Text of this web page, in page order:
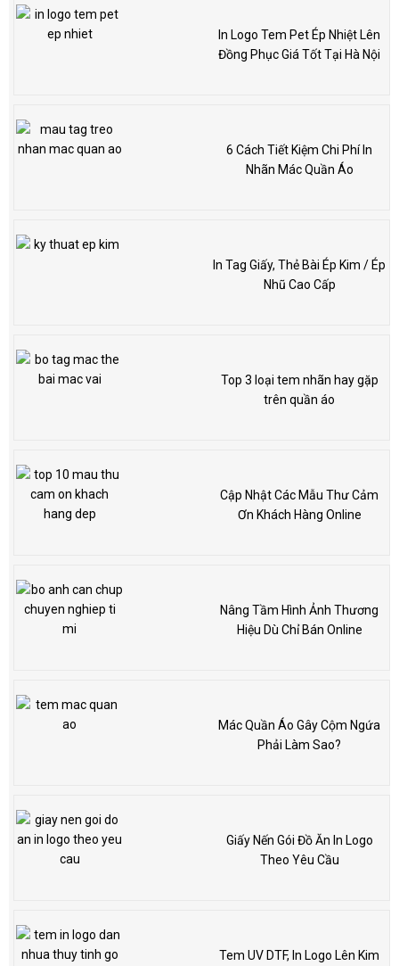
In Logo Tem Pet Ép Nhiệt Lên
Đồng Phục Giá Tốt Tại Hà Nội
6 Cách Tiết Kiệm Chi Phí In
Nhãn Mác Quần Áo
In Tag Giấy, Thẻ Bài Ép Kim / Ép
Nhũ Cao Cấp
Top 3 loại tem nhãn hay gặp
trên quần áo
Cập Nhật Các Mẫu Thư Cảm
Ơn Khách Hàng Online
Nâng Tầm Hình Ảnh Thương
Hiệu Dù Chỉ Bán Online
Mác Quần Áo Gây Cộm Ngứa
Phải Làm Sao?
Giấy Nến Gói Đồ Ăn In Logo
Theo Yêu Cầu
Tem UV DTF, In Logo Lên Kim